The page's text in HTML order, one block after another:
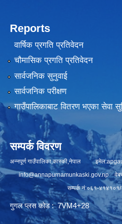
Reports
वार्षिक प्रगति प्रतिवेदन
चौमासिक प्रगति प्रतिवेदन
सार्वजनिक सुनुवाई
सार्वजनिक परीक्षण
गाउँपालिकाबाट वितरण भएका सेवा
सम्पर्क विवरण
अन्नपूर्ण गाउँपालिका,कास्की,नेपाल इमेल:
info@annapurnamunkaski.gov.np
सम्पर्क नं:०६१-४१४१०१/२/
गुगल प्लस कोड : 7VM4+28